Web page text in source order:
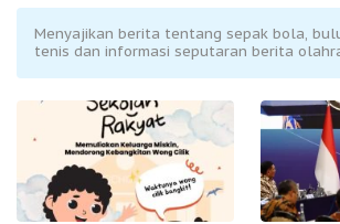
Menyajikan berita tentang sepak bola,
tenis dan informasi seputaran berita